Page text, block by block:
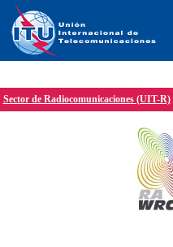
Sector de Radiocomunicaciones (UIT-R)